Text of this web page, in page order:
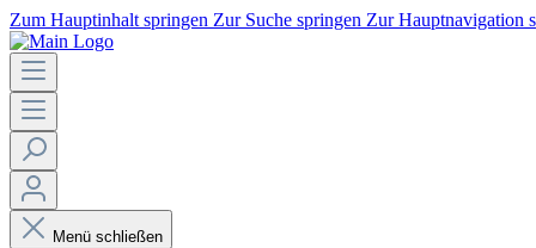
Zum Hauptinhalt springen Zur Suche springen Zur Hauptnavigation
Menü schließen